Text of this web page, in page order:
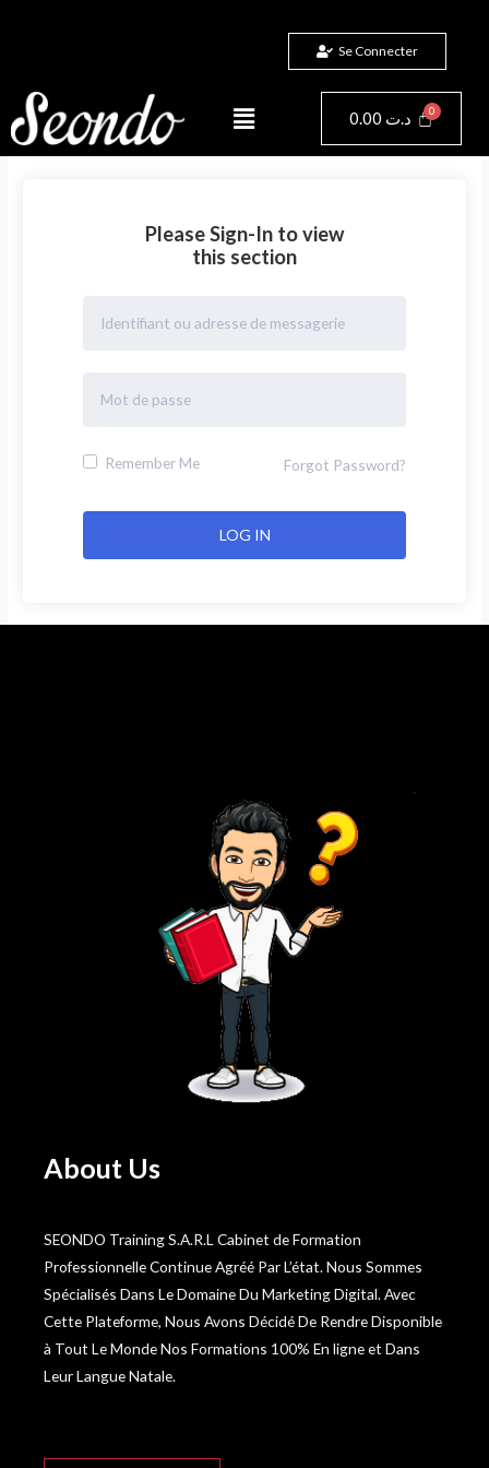
Se Connecter
Menu 0.00 د.ت Panier
Please Sign-In to view
this section
Remember Me Forgot Password?
About Us
SEONDO Training S.A.R.L Cabinet de Formation
Professionnelle Continue Agréé Par L’état. Nous Sommes
Spécialisés Dans Le Domaine Du Marketing Digital. Avec
Cette Plateforme, Nous Avons Décidé De Rendre Disponible
à Tout Le Monde Nos Formations 100% En ligne et Dans
Leur Langue Natale.